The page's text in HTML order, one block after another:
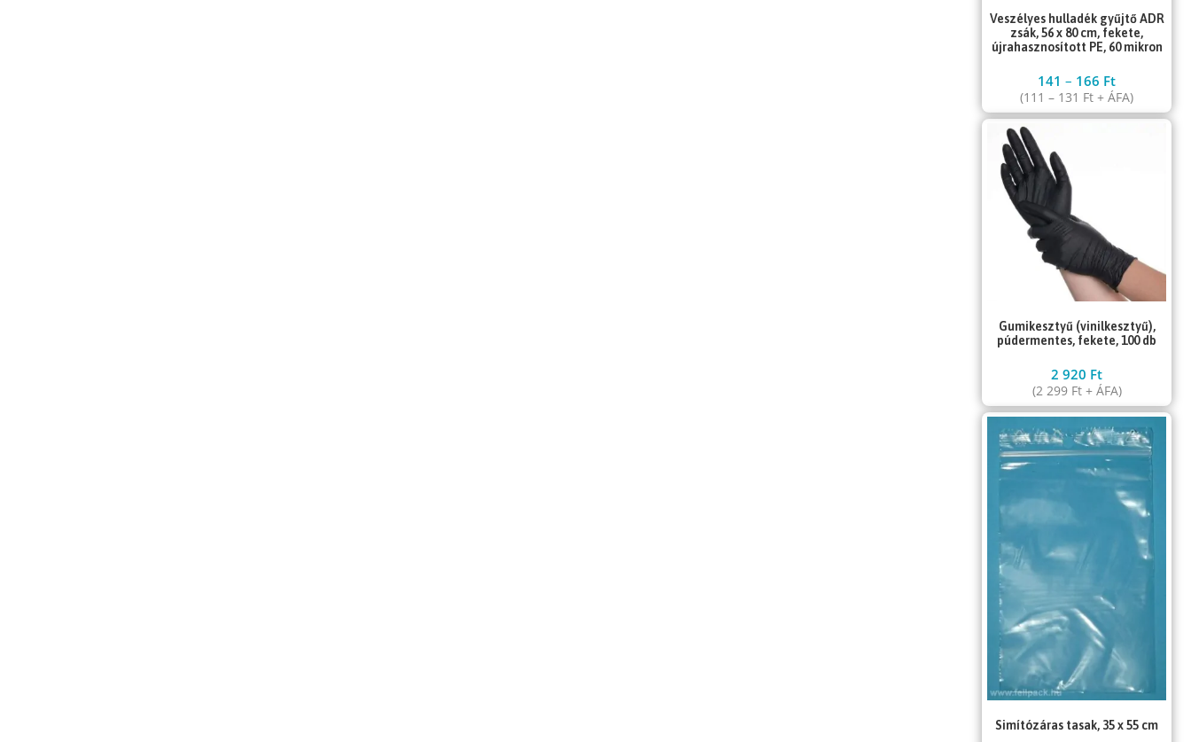
Veszélyes hulladék gyűjtő ADR
zsák, 56 x 80 cm, fekete,
újrahasznosított PE, 60 mikron
141– 166 Ft
(111– 131 Ft + ÁFA)
Gumikesztyű (vinilkesztyű),
púdermentes, fekete, 100 db
2 920 Ft
(2 299 Ft+ ÁFA)
Simítózáras tasak, 35 x 55 cm